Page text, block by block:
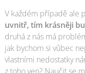
V každém případě ale
uvnitř, tím krásněji
druhá z nás má
jak bychom si vůbec
vlastními nedostatky